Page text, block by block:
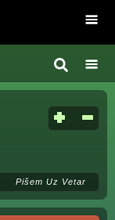
Pišem Uz Vetar